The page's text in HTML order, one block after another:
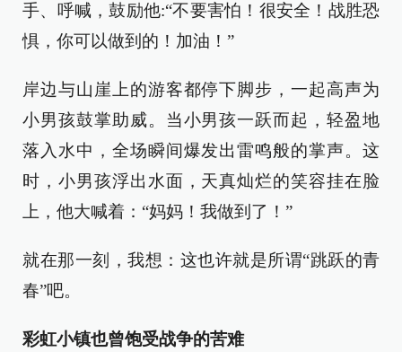
手、呼喊，鼓励他:“不要害怕！很安全！战胜恐
惧，你可以做到的！加油！”
岸边与山崖上的游客都停下脚步，一起高声为
小男孩鼓掌助威。当小男孩一跃而起，轻盈地
落入水中，全场瞬间爆发出雷鸣般的掌声。这
时，小男孩浮出水面，天真灿烂的笑容挂在脸
上，他大喊着：“妈妈！我做到了！”
就在那一刻，我想：这也许就是所谓“跳跃的青
春”吧。
彩虹小镇也曾饱受战争的苦难